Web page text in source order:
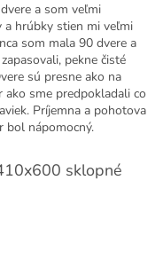
a som veľmi
a hrúbky stien mi veľmi
som mala 90 dvere a
pekne čisté
sú presne ako na
sme predpokladali co
Príjemna a pohotova
bol nápomocný.
sklopné